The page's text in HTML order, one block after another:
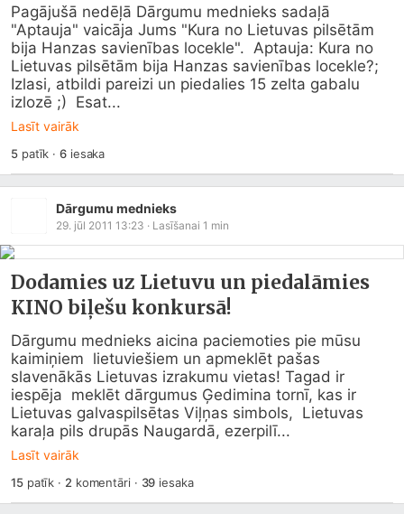
Pagājušā nedēļā Dārgumu mednieks sadaļā
"Aptauja" vaicāja Jums "Kura no Lietuvas pilsētām
bija Hanzas savienības locekle".  Aptauja: Kura no
Lietuvas pilsētām bija Hanzas savienības locekle?;
Izlasi, atbildi pareizi un piedalies 15 zelta gabalu
izlozē ;)  Esat...
Lasīt vairāk
5patīk ·6iesaka
Dārgumu mednieks
29. jūl 2011 13:23 · Lasīšanai 1 min
Dodamies uz Lietuvu un piedalāmies
KINO biļešu konkursā!
Dārgumu mednieks aicina paciemoties pie mūsu
kaimiņiem  lietuviešiem un apmeklēt pašas
slavenākās Lietuvas izrakumu vietas! Tagad ir
iespēja  meklēt dārgumus Ģedimina tornī, kas ir
Lietuvas galvaspilsētas Viļņas simbols,  Lietuvas
karaļa pils drupās Naugardā, ezerpilī...
Lasīt vairāk
15patīk · 2 komentāri · 39 iesaka